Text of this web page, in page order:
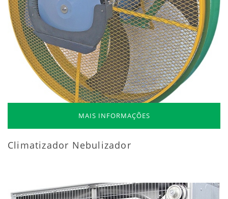
MAIS INFORMAÇÕES
Climatizador Nebulizador